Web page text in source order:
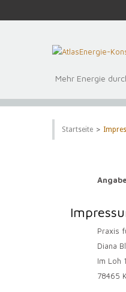
Mehr Energie
Startseite >
Praxis
Diana
Im Loh
78465